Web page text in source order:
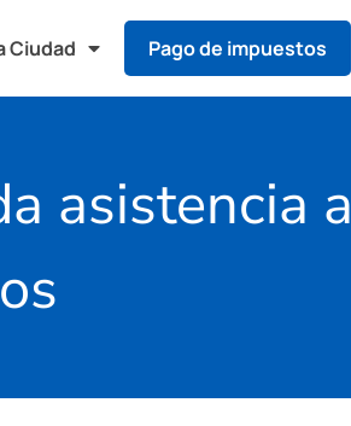
Ciudad Pago de impuestos
asistencia a